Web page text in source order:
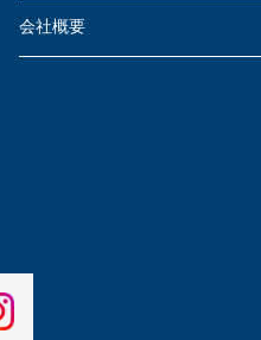
会社概要